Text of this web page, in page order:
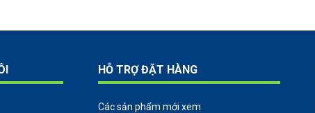
HỖ TRỢ ĐẶT HÀNG
Các sản phẩm mới xem